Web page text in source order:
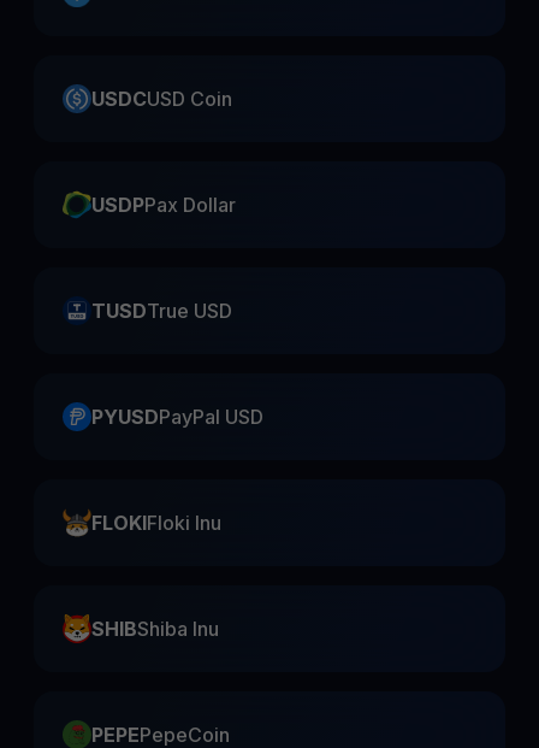
USDCUSD Coin
USDPPax Dollar
TUSDTrue USD
PYUSDPayPal USD
FLOKIFloki Inu
SHIBShiba Inu
PEPEPepeCoin